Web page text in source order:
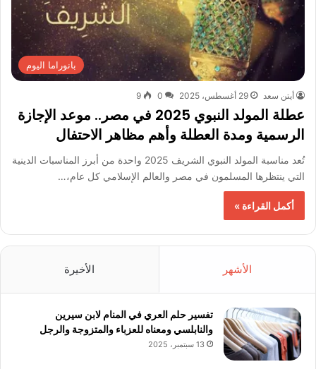
بانوراما اليوم
أيتن سعد 29 أغسطس، 2025 0
9
عطلة المولد النبوي 2025 في مصر.. موعد الإجازة
الرسمية ومدة العطلة وأهم مظاهر الاحتفال
تُعد مناسبة المولد النبوي الشريف 2025 واحدة من أبرز المناسبات الدينية
التي ينتظرها المسلمون في مصر والعالم الإسلامي كل عام،…
أكمل القراءة »
الأشهر الأخيرة
تفسير حلم العري في المنام لابن سيرين
والنابلسي ومعناه للعزباء والمتزوجة والرجل
13 سبتمبر، 2025